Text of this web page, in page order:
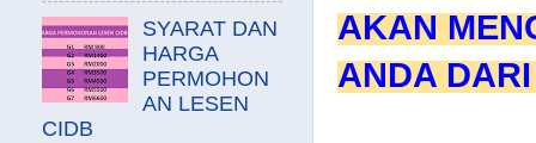
AKAN
ANDA
SYARAT DAN
HARGA
PERMOHON
AN LESEN
CIDB